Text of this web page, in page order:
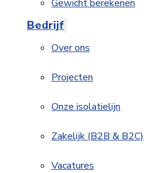
Gewicht berekenen
Bedrijf
Over ons
Projecten
Onze isolatielijn
Zakelijk (B2B & B2C)
Vacatures